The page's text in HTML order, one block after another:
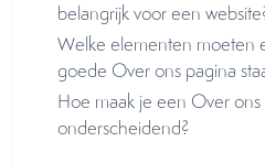
belangrijk voor een
Welke elementen moeten
goede Over ons pagina
Hoe maak je een Over
onderscheidend?